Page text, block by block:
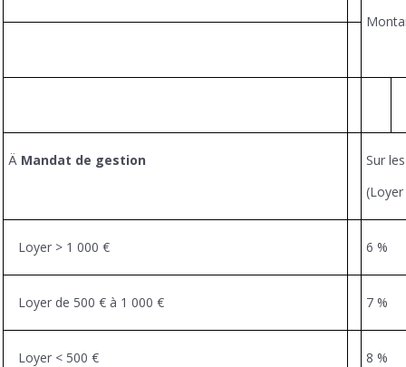
Ä Mandat de gestion
Sur
Loyer > 1 000 € 6 %
Loyer de 500 € à 1 000 € 7 %
Loyer < 500 € 8 %